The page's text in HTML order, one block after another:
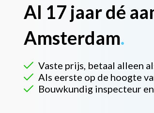
Al 17 jaar dé
Amsterdam.
Vaste prijs, betaal alleen
Als eerste op de hoogte
Bouwkundig inspecteur